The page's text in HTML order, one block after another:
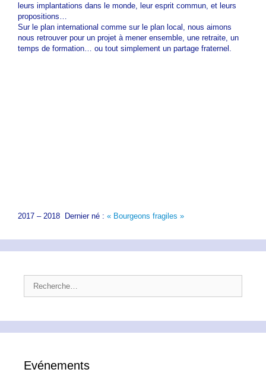
leurs implantations dans le monde, leur esprit commun, et leurs
propositions…
Sur le plan international comme sur le plan local, nous aimons
nous retrouver pour un projet à mener ensemble, une retraite, un
temps de formation… ou tout simplement un partage fraternel.
2017 – 2018 Dernier né : « Bourgeons fragiles »
Rechercher :
Evénements